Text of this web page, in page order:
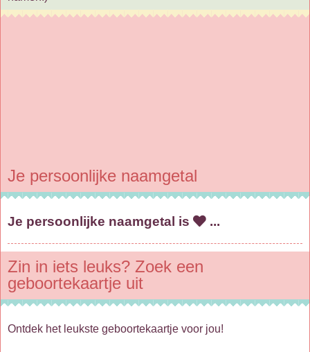
Je persoonlijke naamgetal
Je persoonlijke naamgetal is ...
Zin in iets leuks? Zoek een
geboortekaartje uit
Ontdek het leukste geboortekaartje voor jou!